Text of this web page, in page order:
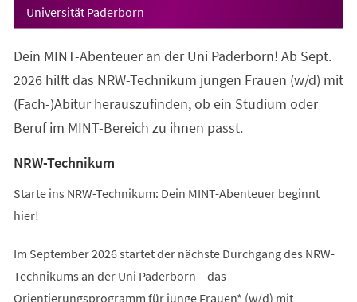
Universität Paderborn
Dein MINT-Abenteuer an der Uni Paderborn! Ab Sept.
2026 hilft das NRW-Technikum jungen Frauen (w/d) mit
(Fach-)Abitur herauszufinden, ob ein Studium oder
Beruf im MINT-Bereich zu ihnen passt.
NRW-Technikum
Starte ins NRW-Technikum: Dein MINT-Abenteuer beginnt
hier!
Im September 2026 startet der nächste Durchgang des NRW-
Technikums an der Uni Paderborn – das
Orientierungsprogramm für junge Frauen* (w/d) mit